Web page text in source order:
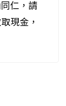
仁，請
現金，